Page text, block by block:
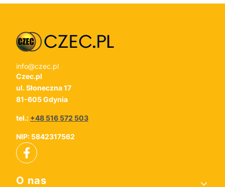
info@czec.pl
Czec.pl
ul. Słoneczna 17
81-605 Gdynia
tel.: +48 516 572 503
NIP: 5842317562
Linki w stopce
O nas